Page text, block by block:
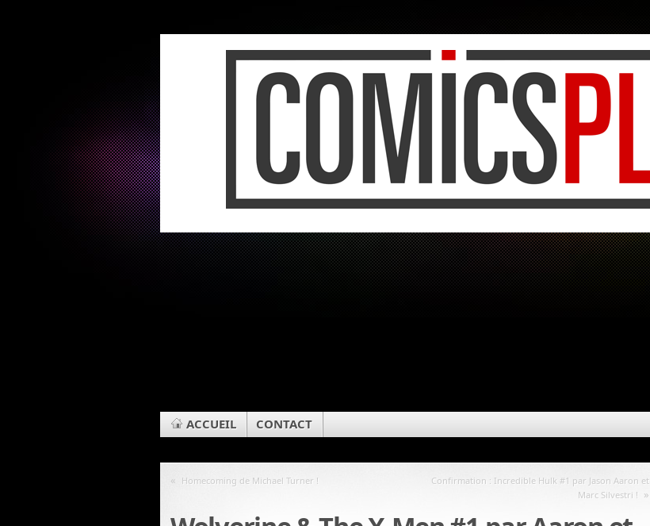
ACCUEIL CONTACT
« Homecoming de Michael Turner !
Confirmation : Incredible Hulk #1 par Jason Aaron et
Marc Silvestri ! »